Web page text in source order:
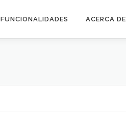
FUNCIONALIDADES ACERCA DE